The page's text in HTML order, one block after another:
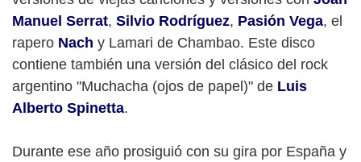
Manuel Serrat, Silvio Rodríguez, Pasión Vega, el
rapero Nach y Lamari de Chambao. Este disco
contiene también una versión del clásico del rock
argentino "Muchacha (ojos de papel)" de Luis
Alberto Spinetta.
Durante ese año prosiguió con su gira por España y